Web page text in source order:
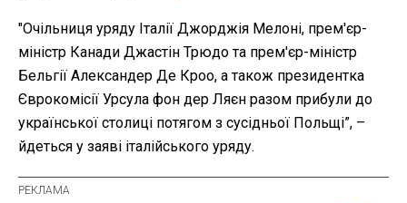
"Очільниця уряду Італії Джорджія Мелоні, прем'єр-
міністр Канади Джастін Трюдо та прем'єр-міністр
Бельгії Александер Де Кроо, а також президентка
Єврокомісії Урсула фон дер Ляєн разом прибули до
української столиці потягом з сусідньої Польщі”, –
йдеться у заяві італійського уряду.